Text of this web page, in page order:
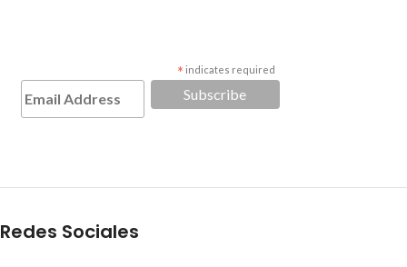
* indicates required
Redes Sociales